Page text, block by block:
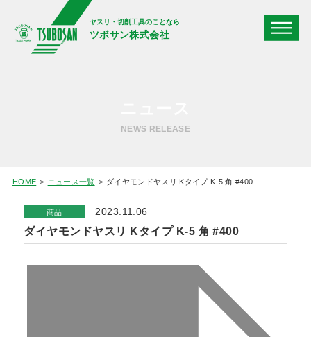
ヤスリ・切削工具のことなら
ツボサン株式会社
NEWS RELEASE
HOME ニュース一覧 ダイヤモンドヤスリ Kタイプ K-5 角 #400
商品 2023.11.06
ダイヤモンドヤスリ Kタイプ K-5 角 #400